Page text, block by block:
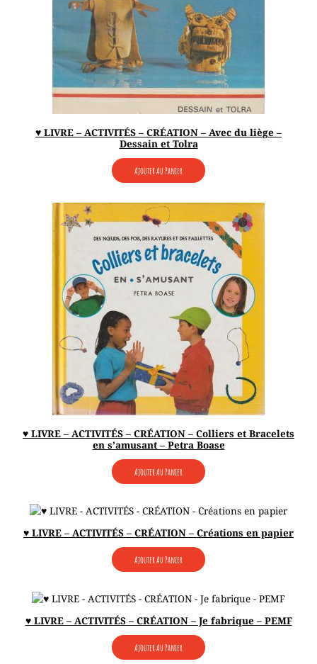
♥ LIVRE – ACTIVITÉS – CRÉATION – Avec du liège –
Dessain et Tolra
Ajouter Au Panier
♥ LIVRE – ACTIVITÉS – CRÉATION – Colliers et Bracelets
en s’amusant – Petra Boase
Ajouter Au Panier
♥ LIVRE – ACTIVITÉS – CRÉATION – Créations en papier
Ajouter Au Panier
♥ LIVRE – ACTIVITÉS – CRÉATION – Je fabrique – PEMF
Ajouter Au Panier